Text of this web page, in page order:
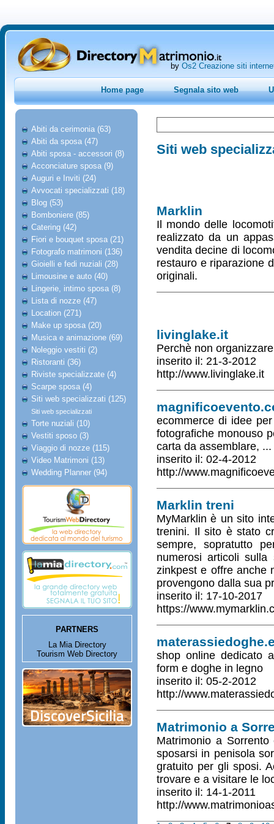
by Os2 Creazione siti
Home page Segnala sito web
Abiti da cerimonia (63)
Abiti da sposa (47)
Abiti sposa - accessori (8)
Acconciature sposa (9)
Auguri e Inviti (24)
Avvocati specializzati (18)
Blog (53)
Bomboniere (85)
Catering (42)
Fiori e bouquet sposa (21)
Fotografo matrimoni (136)
Gioielli e fedi nuziali (28)
Limousine e auto (40)
Lingerie, intimo sposa (8)
Lista di nozze (47)
Location (271)
Make up sposa (20)
Musica e animazione (69)
Noleggio vestiti (2)
Ristoranti (36)
Riviste specializzate (4)
Scarpe sposa (4)
Siti web specializzati (125)
Siti web specializzati
Torte nuziali (10)
Vestiti sposo (3)
Viaggio di nozze (115)
Video Matrimoni (13)
Wedding Planner (94)
PARTNERS
La Mia Directory
Tourism Web Directory
Siti web
Marklin
Il mondo delle
realizzato da un
vendita decine di
restauro e riparazione
originali.
livinglake.it
Perchè non
inserito il: 21-3-2012
http://www.livinglake.it
ecommerce di idee
fotografiche monouso
carta da assemblare, ...
inserito il: 02-4-2012
http://
Marklin treni
MyMarklin è un sito
trenini. Il sito è stato
sempre, sopratutto
numerosi articoli
zinkpest e offre anche
provengono dalla sua
inserito il: 17-10-2017
https://
shop online dedicato
form e doghe in legno
inserito il: 05-2-2012
http://
Matrimonio a
Matrimonio a
sposarsi in penisola
gratuito per gli sposi.
trovare e a visitare le
inserito il: 14-1-2011
http://